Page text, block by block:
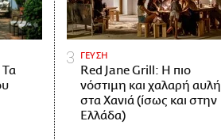
Τα
ΓΕΥΣΗ
Red Jane Grill: Η πιο
νόστιμη και χαλαρή αυλή
στα Χανιά (ίσως και στην
Ελλάδα)